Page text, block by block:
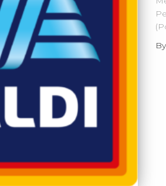
By